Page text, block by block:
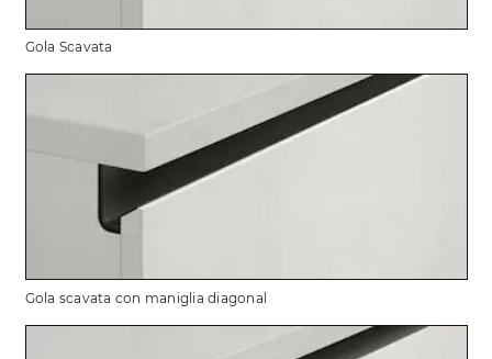
Gola Scavata
Gola scavata con maniglia diagonal